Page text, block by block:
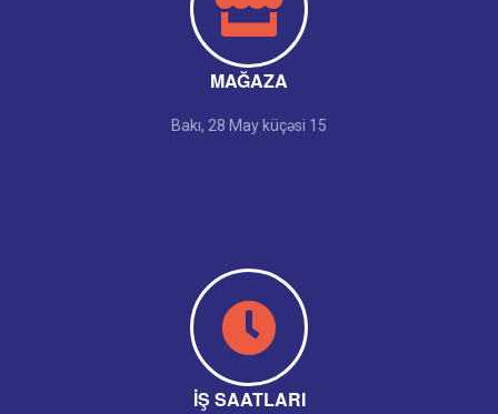
MAĞAZA
Bakı, 28 May küçəsi 15
İŞ SAATLARI